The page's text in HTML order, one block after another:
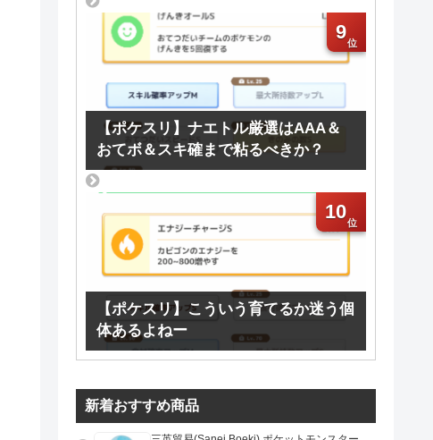
9
【ポケスリ】ナエトル厳選はAAA＆
おてボ＆スキ確まで粘るべきか？
10
【ポケスリ】こういう育てるか迷う個
体あるよねー
新着おすすめ商品